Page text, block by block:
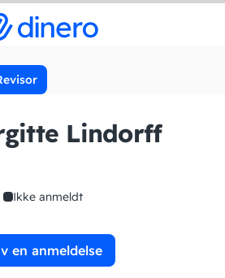
Lindorff
Ikke anmeldt
en anmeldelse